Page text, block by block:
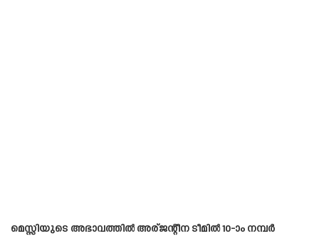
മെസ്സിയുടെ അഭാവത്തിൽ അര്ജന്റീന ടീമിൽ 10-ാം നമ്പർ